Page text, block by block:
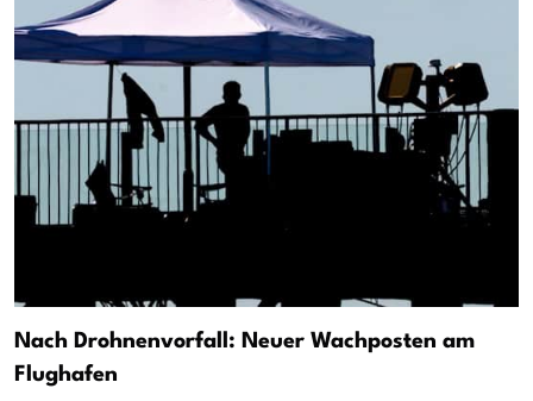
Nach Drohnenvorfall: Neuer Wachposten am
Flughafen